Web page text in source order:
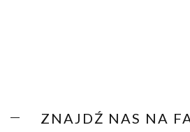
ZNAJDŹ NAS NA